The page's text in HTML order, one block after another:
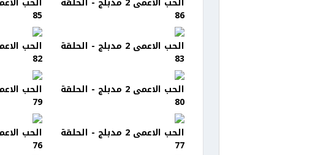
86
85
الحب الاعمى 2 مدبلج - الحلقة
83
82
الحب الاعمى 2 مدبلج - الحلقة
80
79
الحب الاعمى 2 مدبلج - الحلقة
77
76